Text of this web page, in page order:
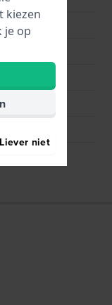
kiezen
je op
Liever niet